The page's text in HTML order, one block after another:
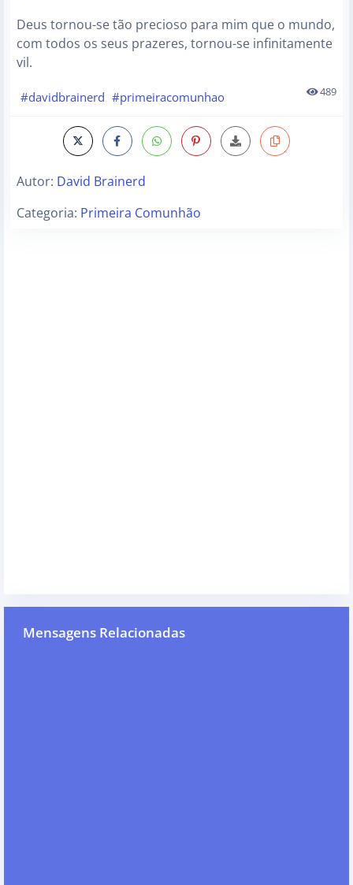
Deus tornou-se tão precioso para mim que o mundo,
com todos os seus prazeres, tornou-se infinitamente
vil.
#davidbrainerd #primeiracomunhao 489
Autor: David Brainerd
Categoria: Primeira Comunhão
Mensagens Relacionadas